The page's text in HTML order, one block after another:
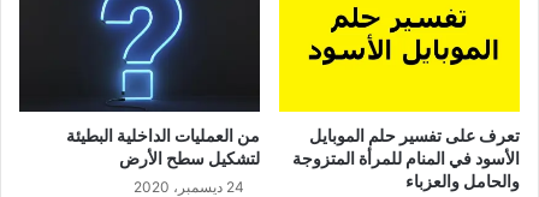
تعرف على تفسير حلم الموبايل
الأسود في المنام للمرأة المتزوجة
والحامل والعزباء
من العمليات الداخلية البطيئة
لتشكيل سطح الأرض
24 ديسمبر، 2020